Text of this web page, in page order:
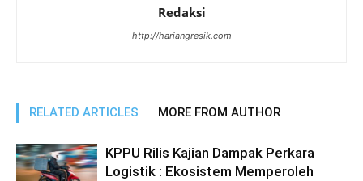
Redaksi
http://hariangresik.com
RELATED ARTICLES MORE FROM AUTHOR
KPPU Rilis Kajian Dampak Perkara
Logistik : Ekosistem Memperoleh